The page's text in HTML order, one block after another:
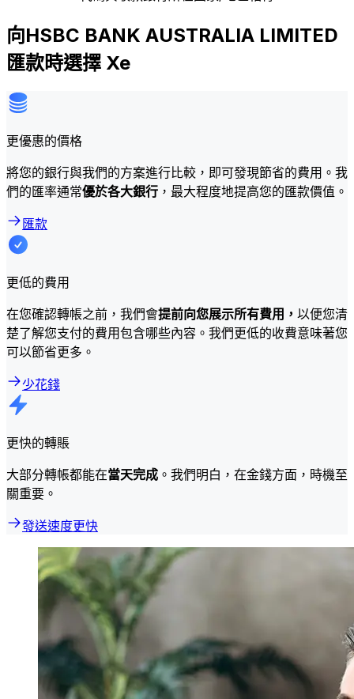
向HSBC BANK AUSTRALIA LIMITED
匯款時選擇 Xe
更優惠的價格
將您的銀行與我們的方案進行比較，即可發現節省的費用。我
們的匯率通常優於各大銀行 ，最大程度地提高您的匯款價值。
匯款
更低的費用
在您確認轉帳之前，我們會提前向您展示所有費用， 以便您清
楚了解您支付的費用包含哪些內容。我們更低的收費意味著您
可以節省更多。
少花錢
更快的轉賬
大部分轉帳都能在當天完成 。我們明白，在金錢方面，時機至
關重要。
發送速度更快